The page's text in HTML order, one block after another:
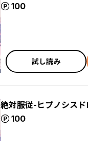
100
試し読み
絶対服従-ヒプノシス
100